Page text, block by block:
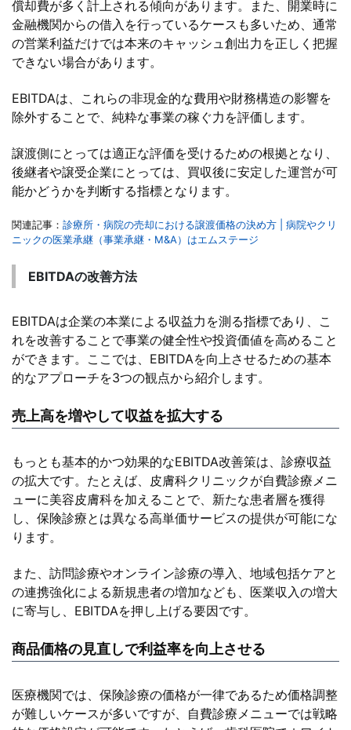
償却費が多く計上される傾向があります。また、開業時に
金融機関からの借入を行っているケースも多いため、通常
の営業利益だけでは本来のキャッシュ創出力を正しく把握
できない場合があります。
EBITDAは、これらの非現金的な費用や財務構造の影響を
除外することで、純粋な事業の稼ぐ力を評価します。
譲渡側にとっては適正な評価を受けるための根拠となり、
後継者や譲受企業にとっては、買収後に安定した運営が可
能かどうかを判断する指標となります。
関連記事： 診療所・病院の売却における譲渡価格の決め方 | 病院やクリ
ニックの医業承継（事業承継・M&A）はエムステージ
EBITDAの改善方法
EBITDAは企業の本業による収益力を測る指標であり、こ
れを改善することで事業の健全性や投資価値を高めること
ができます。ここでは、EBITDAを向上させるための基本
的なアプローチを3つの観点から紹介します。
売上高を増やして収益を拡大する
もっとも基本的かつ効果的なEBITDA改善策は、診療収益
の拡大です。たとえば、皮膚科クリニックが自費診療メニ
ューに美容皮膚科を加えることで、新たな患者層を獲得
し、保険診療とは異なる高単価サービスの提供が可能にな
ります。
また、訪問診療やオンライン診療の導入、地域包括ケアと
の連携強化による新規患者の増加なども、医業収入の増大
に寄与し、EBITDAを押し上げる要因です。
商品価格の見直しで利益率を向上させる
医療機関では、保険診療の価格が一律であるため価格調整
が難しいケースが多いですが、自費診療メニューでは戦略